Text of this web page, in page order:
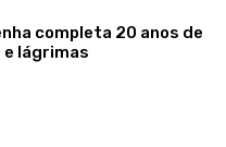
completa 20 anos de
lágrimas